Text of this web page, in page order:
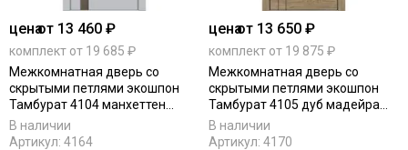
ценаот 13 460 ₽
комплект от 19 685 ₽
Межкомнатная дверь со
скрытыми петлями экошпон
Тамбурат 4104 манхеттен
алюминиевая кромка чёрная
матовая стекло зеркало grey
В наличии
Артикул: 4164
ценаот 13 650 ₽
комплект от 19 875 ₽
Межкомнатная дверь со
скрытыми петлями экошпон
Тамбурат 4105 дуб мадейра
алюминиевая кромка чёрная
матовая глухая
В наличии
Артикул: 4170